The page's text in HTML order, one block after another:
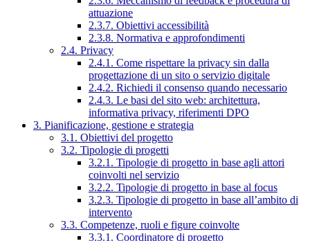
attuazione
2.3.7. Obiettivi accessibilità
2.3.8. Normativa e approfondimenti
2.4. Privacy
2.4.1. Come rispettare la privacy sin dalla
progettazione di un sito o servizio digitale
2.4.2. Richiedi il consenso quando necessario
2.4.3. Le basi del sito web: architettura,
informativa privacy, riferimenti DPO
3. Pianificazione, gestione e strategia
3.1. Obiettivi del progetto
3.2. Tipologie di progetti
3.2.1. Tipologie di progetto in base agli attori
coinvolti nel servizio
3.2.2. Tipologie di progetto in base al focus
3.2.3. Tipologie di progetto in base all’ambito di
intervento
3.3. Competenze, ruoli e figure coinvolte
3.3.1. Coordinatore di progetto